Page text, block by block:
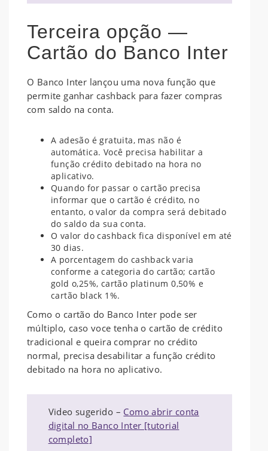
Terceira opção —
Cartão do Banco Inter
O Banco Inter lançou uma nova função que
permite ganhar cashback para fazer compras
com saldo na conta.
A adesão é gratuita, mas não é
automática. Você precisa habilitar a
função crédito debitado na hora no
aplicativo.
Quando for passar o cartão precisa
informar que o cartão é crédito, no
entanto, o valor da compra será debitado
do saldo da sua conta.
O valor do cashback fica disponível em até
30 dias.
A porcentagem do cashback varia
conforme a categoria do cartão; cartão
gold o,25%, cartão platinum 0,50% e
cartão black 1%.
Como o cartão do Banco Inter pode ser
múltiplo, caso voce tenha o cartão de crédito
tradicional e queira comprar no crédito
normal, precisa desabilitar a função crédito
debitado na hora no aplicativo.
Video sugerido – Como abrir conta
digital no Banco Inter [tutorial
completo]